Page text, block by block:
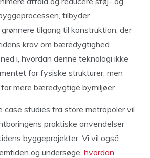
tilbyder
tilgang til konstruktion, der
krav om bæredygtighed.
i, hvordan denne teknologi ikke
for fysiske strukturer, men
mere bæredygtige bymiljøer.
case studies fra store metropoler vil
praktiske anvendelser
byggeprojekter. Vi vil også
og undersøge, hvordan